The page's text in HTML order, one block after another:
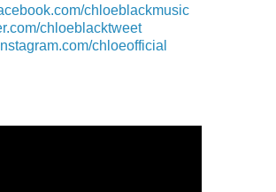
chloeblackmusic
chloeblacktweet
chloeofficial